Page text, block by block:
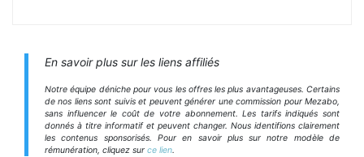
En savoir plus sur les liens affiliés
Notre équipe déniche pour vous les offres les plus avantageuses. Certains
de nos liens sont suivis et peuvent générer une commission pour Mezabo,
sans influencer le coût de votre abonnement. Les tarifs indiqués sont
donnés à titre informatif et peuvent changer. Nous identifions clairement
les contenus sponsorisés. Pour en savoir plus sur notre modèle de
rémunération, cliquez sur ce lien.